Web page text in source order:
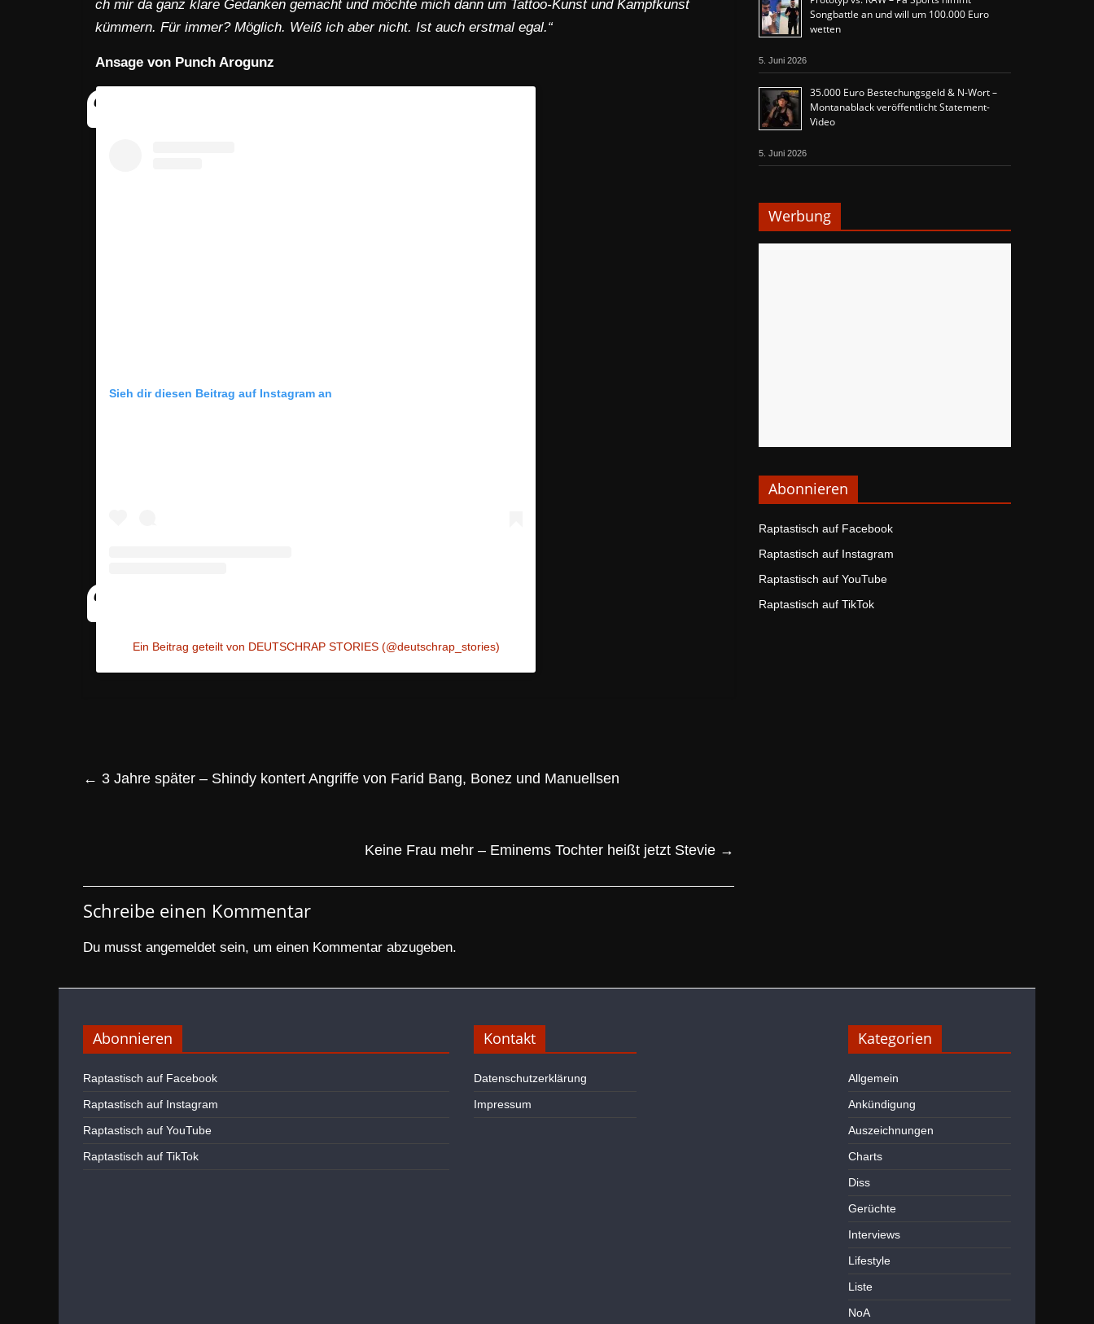
ch mir da ganz klare Gedanken gemacht und möchte mich dann um Tattoo-Kunst und Kampfkunst
kümmern. Für immer? Möglich. Weiß ich aber nicht. Ist auch erstmal egal.“
Ansage von Punch Arogunz
Sieh dir diesen Beitrag auf Instagram an
Ein Beitrag geteilt von DEUTSCHRAP STORIES (@deutschrap_stories)
← 3 Jahre später – Shindy kontert Angriffe von Farid Bang, Bonez und Manuellsen
Keine Frau mehr – Eminems Tochter heißt jetzt Stevie →
Schreibe einen Kommentar
Du musst angemeldet sein, um einen Kommentar abzugeben.
Songbattle an und will um 100.000 Euro
wetten
5. Juni 2026
35.000 Euro Bestechungsgeld & N-Wort –
Montanablack veröffentlicht Statement-
Video
5. Juni 2026
Werbung
Abonnieren
Raptastisch auf Facebook
Raptastisch auf Instagram
Raptastisch auf YouTube
Raptastisch auf TikTok
Abonnieren
Raptastisch auf Facebook
Raptastisch auf Instagram
Raptastisch auf YouTube
Raptastisch auf TikTok
Kontakt
Datenschutzerklärung
Impressum
Kategorien
Allgemein
Ankündigung
Auszeichnungen
Charts
Diss
Gerüchte
Interviews
Lifestyle
Liste
NoA